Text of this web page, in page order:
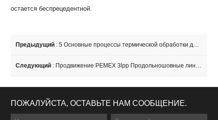
остается беспрецедентной.
Предыдущий :5 Основные процессы термической обработки для бесшовных стальных труб
Следующий : Продвижение PEMEX 3lpp Продольношовные линии трубы запасов
ПОЖАЛУЙСТА, ОСТАВЬТЕ НАМ СООБЩЕНИЕ.